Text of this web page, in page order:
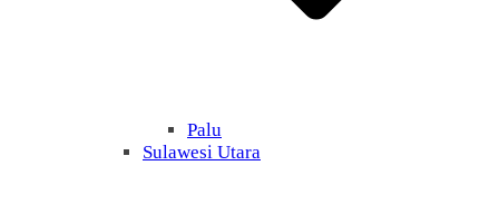
Palu
Sulawesi Utara